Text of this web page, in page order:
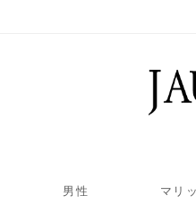
男性 マリ